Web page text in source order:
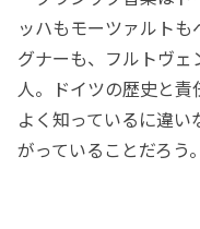
ッハもモーツァルト
グナーも、フルトヴ
人。ドイツの歴史と
よく知っているに違
がっていることだろう。